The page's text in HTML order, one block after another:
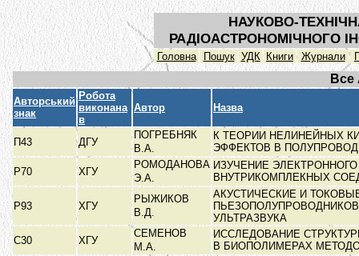
НАУКОВО-
РАДІОАСТРОНОМІЧНОГО
Головна Пошук УДК Книги Журнали
Все
Авторський
знак
Робота
виконана
в
Автор Назва
П43 ДГУ
ПОГРЕБНЯК
В.А.
К ТЕОРИИ НЕЛИНЕЙНЫХ
ЭФФЕКТОВ В
Р70
ХГУ
РОМОДАНОВА
Э.А.
ИЗУЧЕНИЕ
ВНУТРИКОМПЛЕКНЫХ
Р93 ХГУ
РЫЖИКОВ
В.Д.
АКУСТИЧЕСКИЕ И
УЛЬТРАЗВУКА
С30
ХГУ
СЕМЕНОВ
М.А.
ИССЛЕДОВАНИЕ
В БИОПОЛИМЕРАХ